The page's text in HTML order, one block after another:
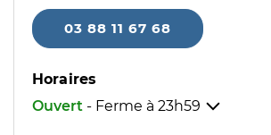
03 88 11 67 68
Horaires
Ouvert - Ferme à 23h59